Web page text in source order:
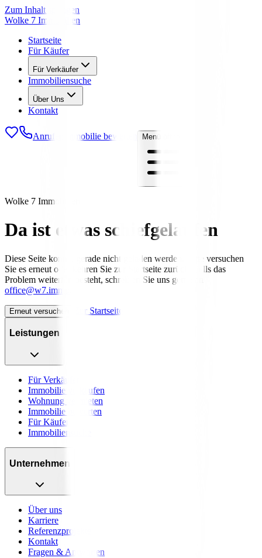
Zum Inhalt springen
Wolke 7 Immobilien
Startseite
Für Käufer
Für Verkäufer
Immobiliensuche
Über Uns
Kontakt
Anrufen Immobilie bewerten Menü öffnen
Wolke 7 Immobilien
Da ist etwas schiefgelaufen
Diese Seite konnte gerade nicht geladen werden. Bitte versuchen
Sie es erneut oder kehren Sie zur Startseite zurück. Falls das
Problem weiterhin besteht, schreiben Sie uns gerne an
office@w7.immo
Erneut versuchen Zur Startseite
Leistungen
Für Verkäufer
Immobilie verkaufen
Wohnung vermieten
Immobilie bewerten
Für Käufer
Immobiliensuche
Unternehmen
Über uns
Karriere
Referenzprojekte
Kontakt
Fragen & Antworten